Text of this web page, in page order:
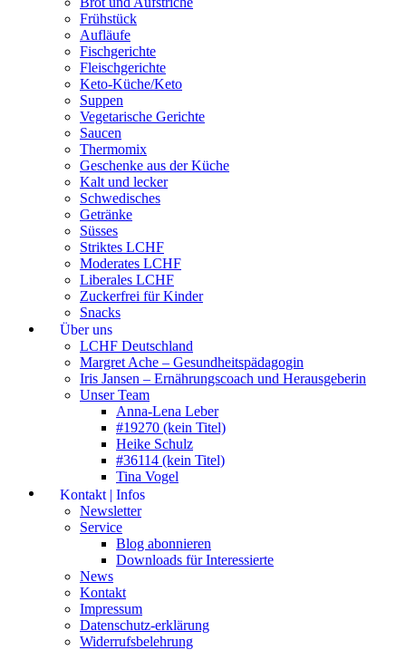
Frühstück
Aufläufe
Fischgerichte
Fleischgerichte
Keto-Küche/Keto
Suppen
Vegetarische Gerichte
Saucen
Thermomix
Geschenke aus der Küche
Kalt und lecker
Schwedisches
Getränke
Süsses
Striktes LCHF
Moderates LCHF
Liberales LCHF
Zuckerfrei für Kinder
Snacks
Über uns
LCHF Deutschland
Margret Ache – Gesundheitspädagogin
Iris Jansen – Ernährungscoach und Herausgeberin
Unser Team
Anna-Lena Leber
#19270 (kein Titel)
Heike Schulz
#36114 (kein Titel)
Tina Vogel
Kontakt | Infos
Newsletter
Service
Blog abonnieren
Downloads für Interessierte
News
Kontakt
Impressum
Datenschutz-erklärung
Widerrufsbelehrung